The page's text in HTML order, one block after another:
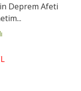
Deprem Afeti